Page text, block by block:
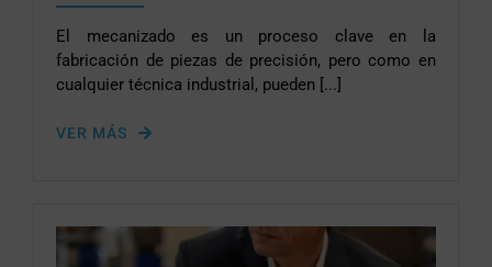
El mecanizado es un proceso clave en la
fabricación de piezas de precisión, pero como en
cualquier técnica industrial, pueden [...]
VER MÁS